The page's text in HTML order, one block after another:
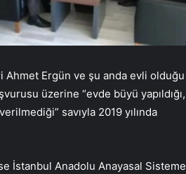
Ahmet Ergün ve şu anda evli olduğu
üzerine “evde büyü yapıldığı,
savıyla 2019 yılında
İstanbul Anadolu Anayasal Sisteme